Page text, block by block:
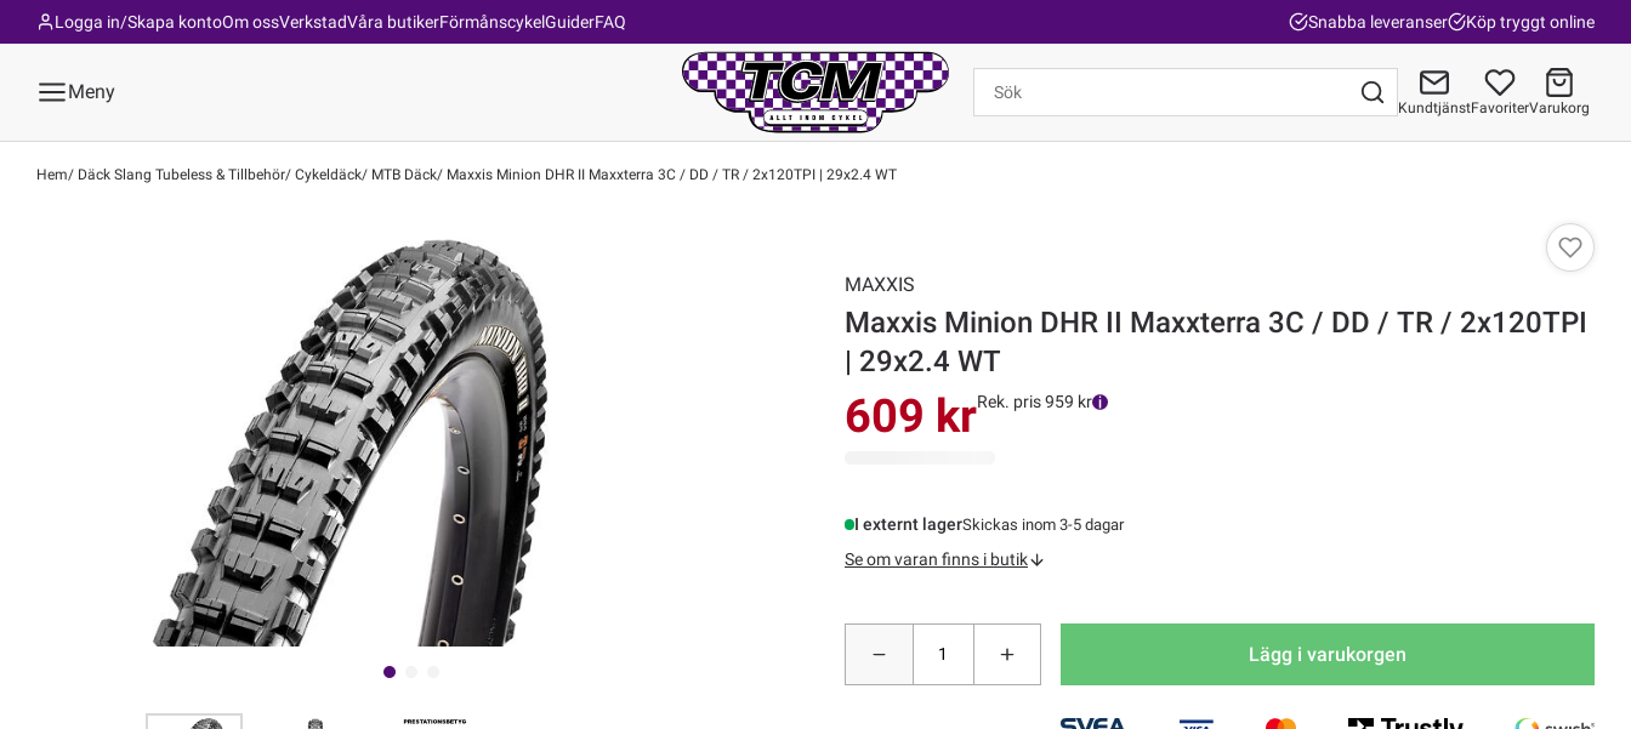
Om ossVerkstadVåra butikerFörmånscykelGuiderFAQ
Logga in/Skapa konto Snabba leveranser Köp tryggt online
Meny
KundtjänstFavoriterVarukorg
Hem Däck Slang Tubeless & Tillbehör Cykeldäck MTB Däck Maxxis Minion DHR II Maxxterra 3C / DD / TR / 2x120TPI | 29x2.4 WT
MAXXIS
Maxxis Minion DHR II Maxxterra 3C / DD / TR / 2x120TPI
| 29x2.4 WT
609 krRek. pris 959 kr
I externt lagerSkickas inom 3-5 dagar
Se om varan finns i butik
Lägg i varukorgen